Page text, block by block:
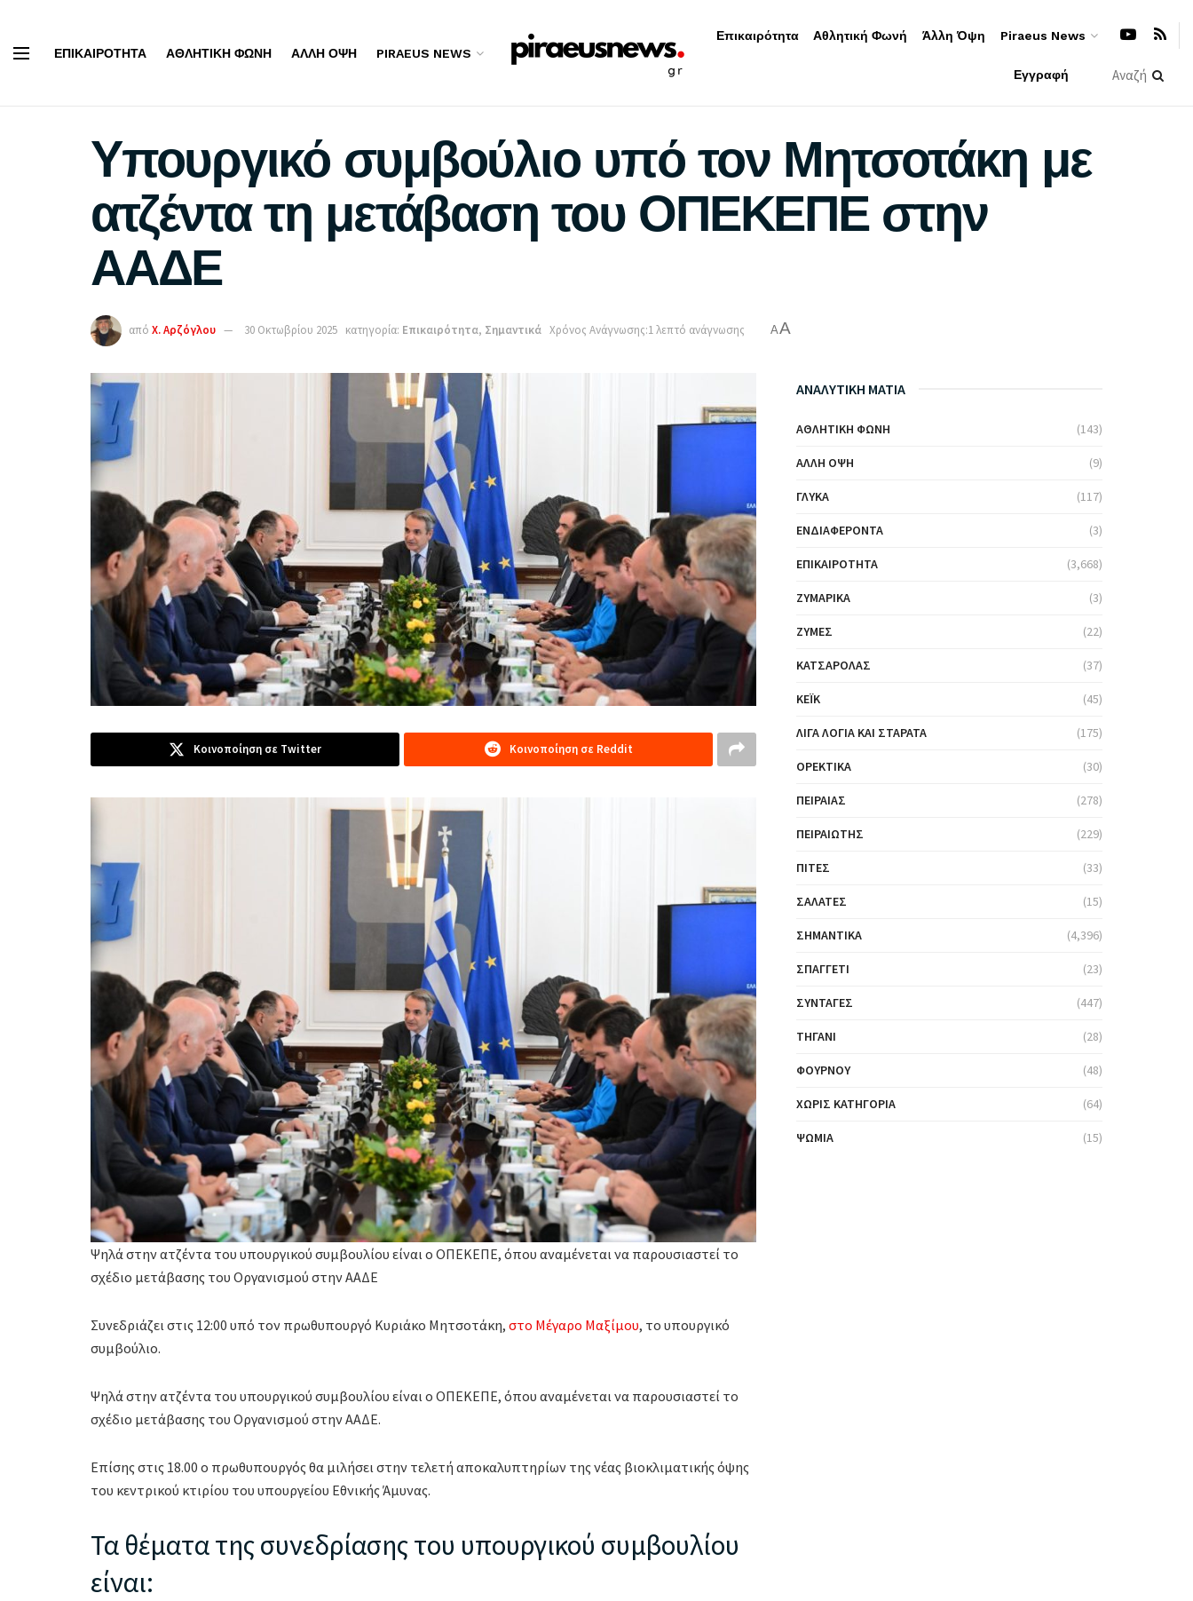
ΕΠΙΚΑΙΡΌΤΗΤΑ ΑΘΛΗΤΙΚΉ ΦΩΝΉ ΆΛΛΗ ΌΨΗ PIRAEUS NEWS
Επικαιρότητα Αθλητική Φωνή Άλλη Όψη Piraeus News
Εγγραφή
Υπουργικό συμβούλιο υπό τον Μητσοτάκη με
ατζέντα τη μετάβαση του ΟΠΕΚΕΠΕ στην
ΑΑΔΕ
από Χ. Αρζόγλου 30 Οκτωβρίου 2025 κατηγορία: Επικαιρότητα, Σημαντικά Χρόνος Ανάγνωσης:1 λεπτό ανάγνωσης AA
Κοινοποίηση σε Twitter Κοινοποίηση σε Reddit
Ψηλά στην ατζέντα του υπουργικού συμβουλίου είναι ο ΟΠΕΚΕΠΕ, όπου αναμένεται να παρουσιαστεί το
σχέδιο μετάβασης του Οργανισμού στην ΑΑΔΕ
Συνεδριάζει στις 12:00 υπό τον πρωθυπουργό Κυριάκο Μητσοτάκη, στο Μέγαρο Μαξίμου, το υπουργικό
συμβούλιο.
Ψηλά στην ατζέντα του υπουργικού συμβουλίου είναι ο ΟΠΕΚΕΠΕ, όπου αναμένεται να παρουσιαστεί το
σχέδιο μετάβασης του Οργανισμού στην ΑΑΔΕ.
Επίσης στις 18.00 ο πρωθυπουργός θα μιλήσει στην τελετή αποκαλυπτηρίων της νέας βιοκλιματικής όψης
του κεντρικού κτιρίου του υπουργείου Εθνικής Άμυνας.
Τα θέματα της συνεδρίασης του υπουργικού συμβουλίου
είναι:
ΑΝΑΛΥΤΙΚΗ ΜΑΤΙΑ
ΑΘΛΗΤΙΚΉ ΦΩΝΉ (143)
ΆΛΛΗ ΌΨΗ (9)
ΓΛΥΚΆ (117)
ΕΝΔΙΑΦΈΡΟΝΤΑ (3)
ΕΠΙΚΑΙΡΌΤΗΤΑ (3,668)
ΖΥΜΑΡΙΚΆ (3)
ΖΎΜΕΣ (22)
ΚΑΤΣΑΡΌΛΑΣ (37)
ΚΈΙΚ (45)
ΛΊΓΑ ΛΌΓΙΑ ΚΑΙ ΣΤΑΡΆΤΑ (175)
ΟΡΕΚΤΙΚΆ (30)
ΠΕΙΡΑΙΆΣ (278)
ΠΕΙΡΑΙΏΤΗΣ (229)
ΠΊΤΕΣ (33)
ΣΑΛΆΤΕΣ (15)
ΣΗΜΑΝΤΙΚΆ (4,396)
ΣΠΑΓΓΈΤΙ (23)
ΣΥΝΤΑΓΈΣ (447)
ΤΗΓΆΝΙ (28)
ΦΟΎΡΝΟΥ (48)
ΧΩΡΊΣ ΚΑΤΗΓΟΡΊΑ (64)
ΨΩΜΙΆ (15)